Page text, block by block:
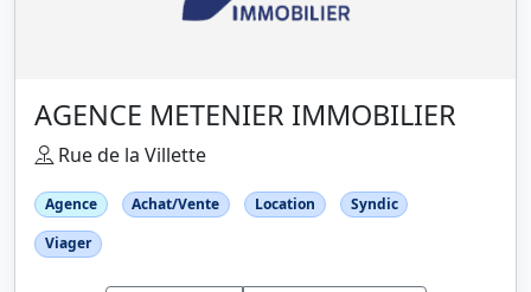
AGENCE METENIER IMMOBILIER
Rue de la Villette
Agence Achat/Vente Location
Syndic
Viager